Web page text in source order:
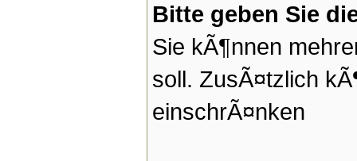
Bitte geben Sie
Sie kÃ¶nnen
soll. ZusÃ¤tzlich
einschrÃ¤nken